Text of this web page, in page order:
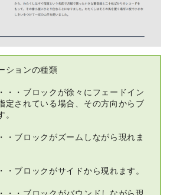
ションの種類
・・ブロックが徐々にフェードイン
定されている場合、その方向からブ
。
・ブロックがズームしながら現れま
・ブロックがサイドから現れます。